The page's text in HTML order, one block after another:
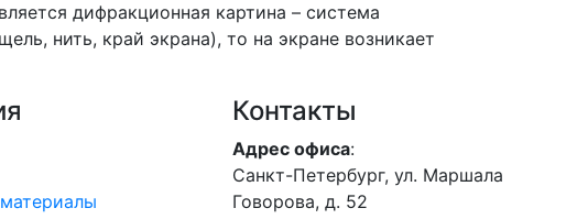
дифракционная картина – система
нить, край экрана), то на экране возникает
Контакты
Адрес офиса:
Санкт-Петербург, ул. Маршала
Говорова, д. 52